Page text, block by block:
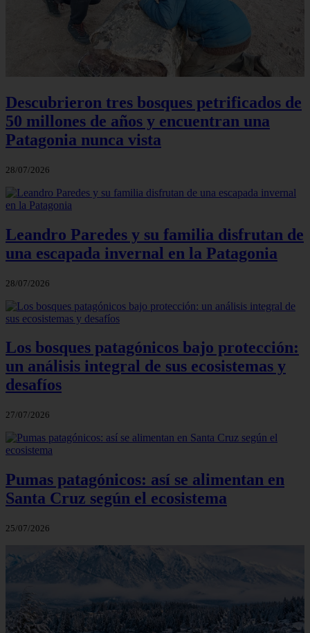
Descubrieron tres bosques petrificados de
50 millones de años y encuentran una
Patagonia nunca vista
28/07/2026
Leandro Paredes y su familia disfrutan de
una escapada invernal en la Patagonia
28/07/2026
Los bosques patagónicos bajo protección:
un análisis integral de sus ecosistemas y
desafíos
27/07/2026
Pumas patagónicos: así se alimentan en
Santa Cruz según el ecosistema
25/07/2026